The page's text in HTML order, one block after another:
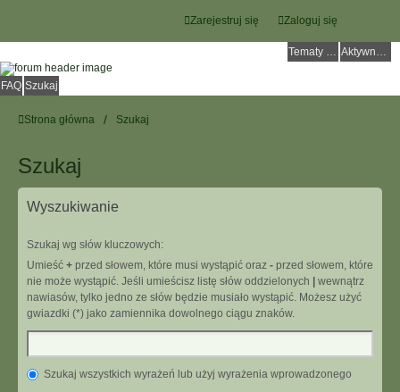
Zaloguj się
Zarejestruj się
Tematy bez odpowiedzi Aktywne tematy
FAQ Szukaj
Strona główna Szukaj
Szukaj
Wyszukiwanie
Szukaj wg słów kluczowych:
Umieść + przed słowem, które musi wystąpić oraz - przed słowem, które
nie może wystąpić. Jeśli umieścisz listę słów oddzielonych
wewnątrz
nawiasów, tylko jedno ze słów będzie musiało wystąpić. Możesz użyć
gwiazdki (*) jako zamiennika dowolnego ciągu znaków.
Szukaj wszystkich wyrażeń lub użyj wyrażenia wprowadzonego